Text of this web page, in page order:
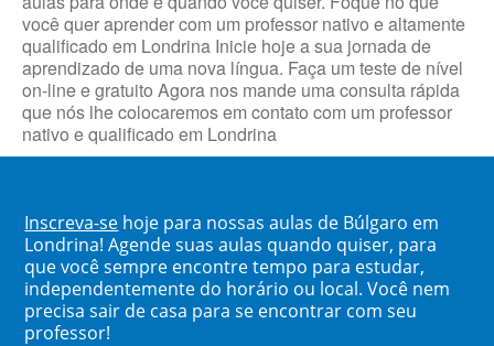
você quer aprender com um professor nativo e altamente
qualificado em Londrina Inicie hoje a sua jornada de
aprendizado de uma nova língua. Faça um teste de nível
on-line e gratuito Agora nos mande uma consulta rápida
que nós lhe colocaremos em contato com um professor
nativo e qualificado em Londrina
Inscreva-se hoje para nossas aulas de Búlgaro em
Londrina! Agende suas aulas quando quiser, para
que você sempre encontre tempo para estudar,
independentemente do horário ou local. Você nem
precisa sair de casa para se encontrar com seu
professor!